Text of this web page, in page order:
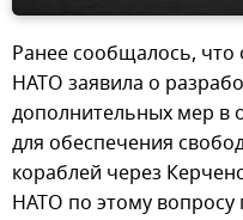
Ранее сообщалось,
НАТО заявила о
дополнительных мер в
для обеспечения
кораблей через
НАТО по этому вопросу